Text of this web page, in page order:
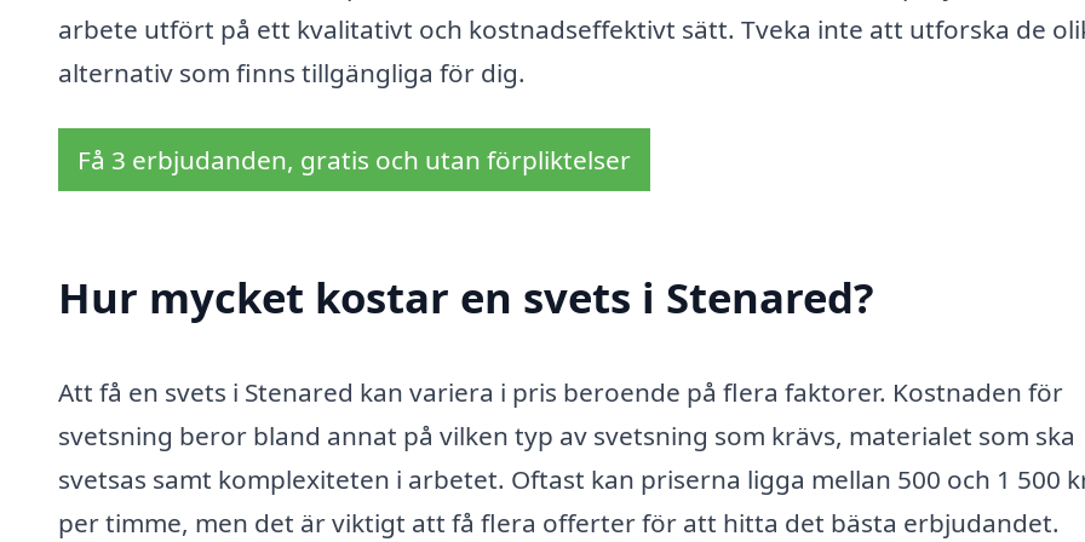
arbete utfört på ett kvalitativt och kostnadseffektivt sätt. Tveka inte att utforska de
alternativ som finns tillgängliga för dig.
Få 3 erbjudanden, gratis och utan förpliktelser
Hur mycket kostar en svets i Stenared?
Att få en svets i Stenared kan variera i pris beroende på flera faktorer. Kostnaden för
svetsning beror bland annat på vilken typ av svetsning som krävs, materialet som ska
svetsas samt komplexiteten i arbetet. Oftast kan priserna ligga mellan 500 och 1 500
per timme, men det är viktigt att få flera offerter för att hitta det bästa erbjudandet.